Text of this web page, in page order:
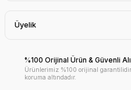
Üyelik
%100 Orijinal Ürün & Güvenli
Ürünlerimiz %100 orijinal
koruma altındadır.